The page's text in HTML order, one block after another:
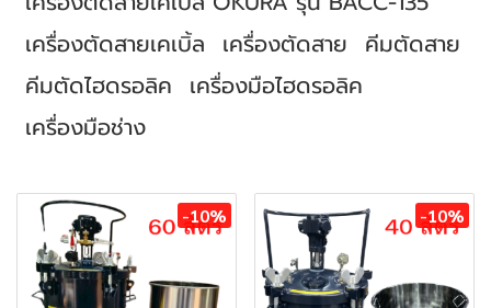
เครื่องตัดสายเคเบิ้ล เครื่องตัดสาย คีมตัดสาย
คีมตัดไฮดรอลิค เครื่องมือไฮดรอลิค
เครื่องมือช่าง
-10% -10%